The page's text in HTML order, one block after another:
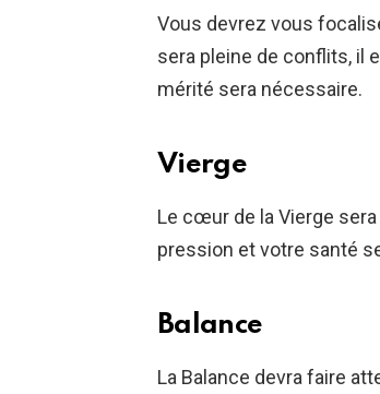
Vous devrez vous
sera pleine de conflits, il
mérité sera nécessaire.
Vierge
Le cœur de la Vierge
pression et votre santé
Balance
La Balance devra faire